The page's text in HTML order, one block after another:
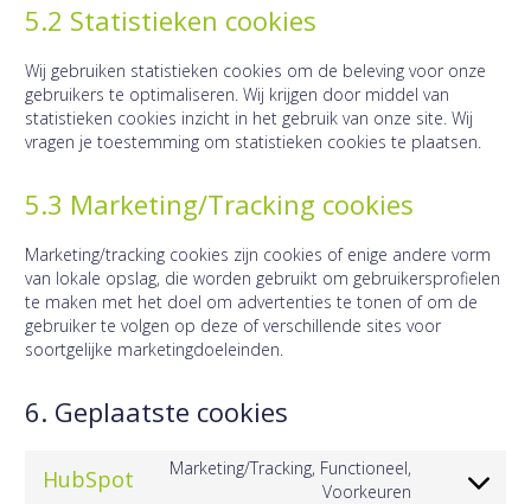
5.2 Statistieken cookies
Wij gebruiken statistieken cookies om de beleving voor onze
gebruikers te optimaliseren. Wij krijgen door middel van
statistieken cookies inzicht in het gebruik van onze site. Wij
vragen je toestemming om statistieken cookies te plaatsen.
5.3 Marketing/Tracking cookies
Marketing/tracking cookies zijn cookies of enige andere vorm
van lokale opslag, die worden gebruikt om gebruikersprofielen
te maken met het doel om advertenties te tonen of om de
gebruiker te volgen op deze of verschillende sites voor
soortgelijke marketingdoeleinden.
6. Geplaatste cookies
HubSpot
Marketing/Tracking, Functioneel,
Voorkeuren
Consent